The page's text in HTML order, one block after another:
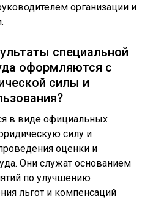
организации и
специальной
оформляются с
силы и
в виде официальных
силу и
оценки и
Они служат основанием
по улучшению
льгот и компенсаций